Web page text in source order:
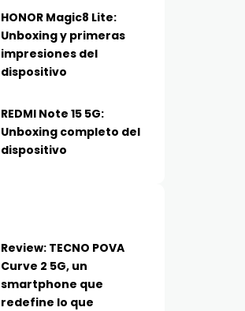
HONOR Magic8 Lite:
Unboxing y primeras
impresiones del
dispositivo
REDMI Note 15 5G:
Unboxing completo del
dispositivo
Review: TECNO POVA
Curve 2 5G, un
smartphone que
redefine lo que